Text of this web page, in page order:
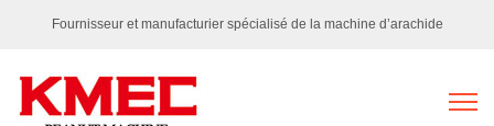
Fournisseur et manufacturier spécialisé de la machine d’arachide